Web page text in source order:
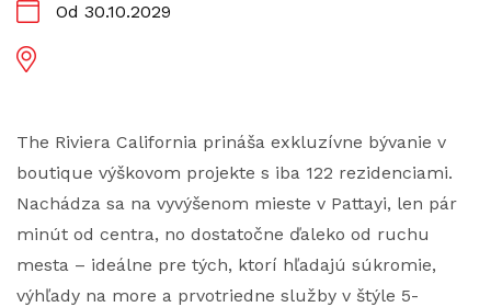
Od 30.10.2029
The Riviera California prináša exkluzívne bývanie v
boutique výškovom projekte s iba 122 rezidenciami.
Nachádza sa na vyvýšenom mieste v Pattayi, len pár
minút od centra, no dostatočne ďaleko od ruchu
mesta – ideálne pre tých, ktorí hľadajú súkromie,
výhľady na more a prvotriedne služby v štýle 5-